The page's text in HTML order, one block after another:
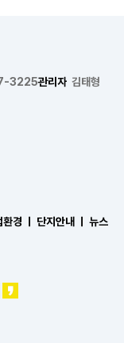
3225관리자 김태형
경 ㅣ 단지안내 ㅣ
뉴스